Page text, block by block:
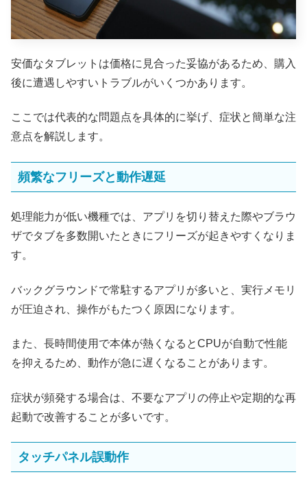
安価なタブレットは価格に見合った妥協があるため、購入
後に遭遇しやすいトラブルがいくつかあります。
ここでは代表的な問題点を具体的に挙げ、症状と簡単な注
意点を解説します。
頻繁なフリーズと動作遅延
処理能力が低い機種では、アプリを切り替えた際やブラウ
ザでタブを多数開いたときにフリーズが起きやすくなりま
す。
バックグラウンドで常駐するアプリが多いと、実行メモリ
が圧迫され、操作がもたつく原因になります。
また、長時間使用で本体が熱くなるとCPUが自動で性能
を抑えるため、動作が急に遅くなることがあります。
症状が頻発する場合は、不要なアプリの停止や定期的な再
起動で改善することが多いです。
タッチパネル誤動作